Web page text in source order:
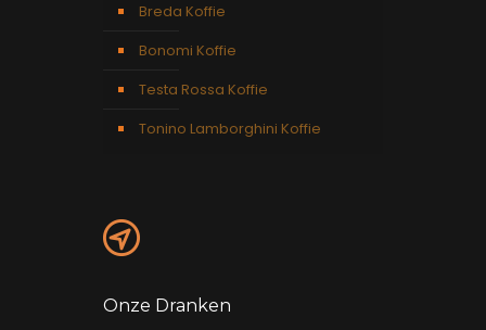
Breda Koffie
Bonomi Koffie
Testa Rossa Koffie
Tonino Lamborghini Koffie
Onze Dranken